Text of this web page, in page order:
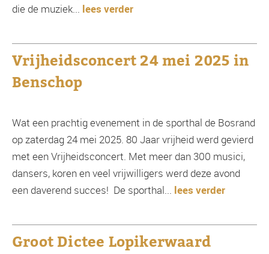
die de muziek... lees verder
Vrijheidsconcert 24 mei 2025 in
Benschop
Wat een prachtig evenement in de sporthal de Bosrand
op zaterdag 24 mei 2025. 80 Jaar vrijheid werd gevierd
met een Vrijheidsconcert. Met meer dan 300 musici,
dansers, koren en veel vrijwilligers werd deze avond
een daverend succes! De sporthal... lees verder
Groot Dictee Lopikerwaard